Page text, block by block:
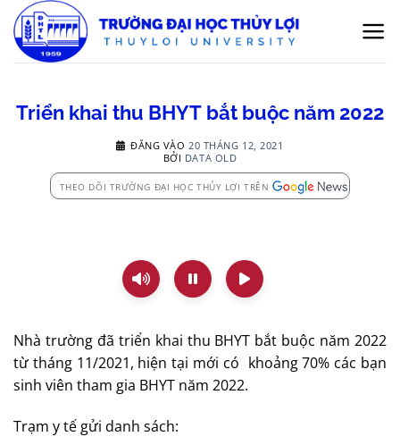
qua
nội
Triển khai thu BHYT bắt buộc năm 2022
ĐĂNG VÀO 20 THÁNG 12, 2021
BỞI DATA OLD
THEO DÕI TRƯỜNG ĐẠI HỌC THỦY LỢI TRÊN
Nhà trường đã triển khai thu BHYT bắt buộc năm 2022
từ tháng 11/2021, hiện tại mới có khoảng 70% các bạn
sinh viên tham gia BHYT năm 2022.
Trạm y tế gửi danh sách: